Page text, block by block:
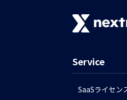
Service
SaaSライセン